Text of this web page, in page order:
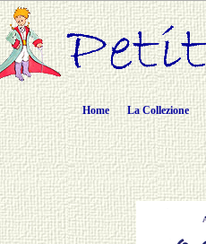
Home La Collezione